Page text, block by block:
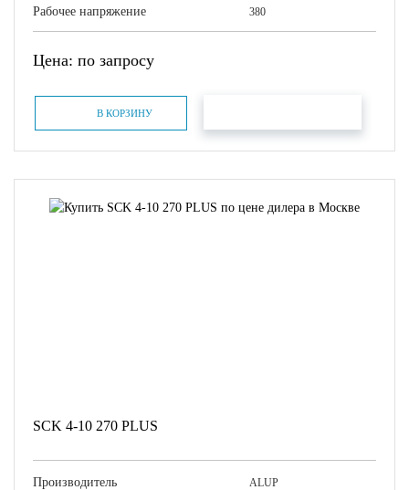
Рабочее напряжение 380
Цена: по запросу
В КОРЗИНУ
SCK 4-10 270 PLUS
Производитель ALUP